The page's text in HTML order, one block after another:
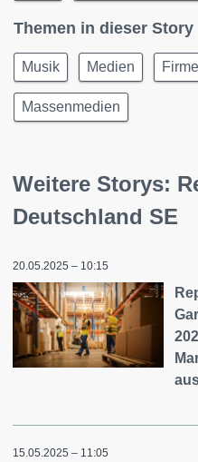
Themen in dieser Story
Musik Medien
Massenmedien
Weitere Storys:
Deutschland SE
20.05.2025 – 10:15
15.05.2025 – 11:05